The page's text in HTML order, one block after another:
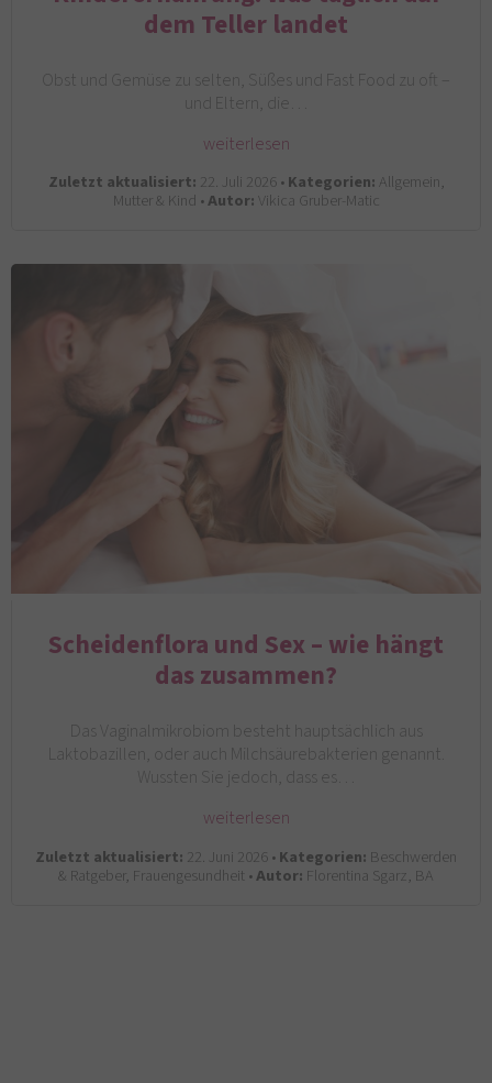
dem Teller landet
Obst und Gemüse zu selten, Süßes und Fast Food zu oft –
und Eltern, die…
weiterlesen
Zuletzt aktualisiert: 22. Juli 2026 •Kategorien: Allgemein,
Mutter & Kind •Autor:Vikica Gruber-Matic
Scheidenflora und Sex – wie hängt
das zusammen?
Das Vaginalmikrobiom besteht hauptsächlich aus
Laktobazillen, oder auch Milchsäurebakterien genannt.
Wussten Sie jedoch, dass es…
weiterlesen
Zuletzt aktualisiert: 22. Juni 2026 •Kategorien: Beschwerden
& Ratgeber, Frauengesundheit •Autor: Florentina Sgarz, BA